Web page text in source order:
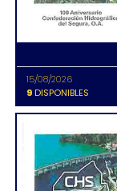
15/08/2026
9DISPONIBLES